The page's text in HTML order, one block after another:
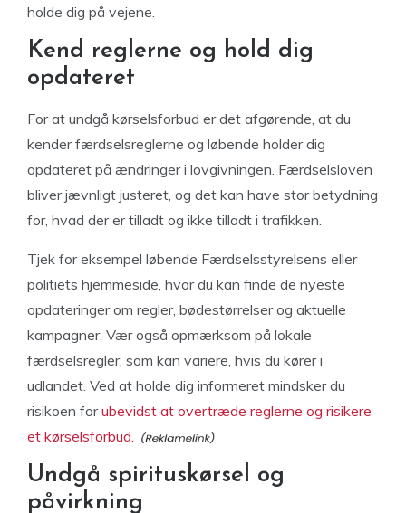
holde dig på vejene.
Kend reglerne og hold dig
opdateret
For at undgå kørselsforbud er det afgørende, at du
kender færdselsreglerne og løbende holder dig
opdateret på ændringer i lovgivningen. Færdselsloven
bliver jævnligt justeret, og det kan have stor betydning
for, hvad der er tilladt og ikke tilladt i trafikken.
Tjek for eksempel løbende Færdselsstyrelsens eller
politiets hjemmeside, hvor du kan finde de nyeste
opdateringer om regler, bødestørrelser og aktuelle
kampagner. Vær også opmærksom på lokale
færdselsregler, som kan variere, hvis du kører i
udlandet. Ved at holde dig informeret mindsker du
risikoen forubevidst at overtræde reglerne og risikere
et kørselsforbud.
Undgå spirituskørsel og
påvirkning